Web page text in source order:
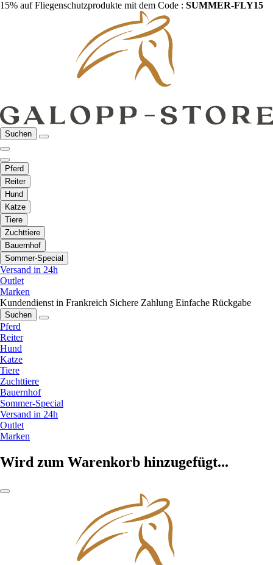
15% auf Fliegenschutzprodukte mit dem Code : SUMMER-FLY15
Suchen
Pferd
Reiter
Hund
Katze
Tiere
Zuchttiere
Bauernhof
Sommer-Special
Versand in 24h
Outlet
Marken
Kundendienst in Frankreich Sichere Zahlung Einfache Rückgabe
Suchen
Pferd
Reiter
Hund
Katze
Tiere
Zuchttiere
Bauernhof
Sommer-Special
Versand in 24h
Outlet
Marken
Wird zum Warenkorb hinzugefügt...